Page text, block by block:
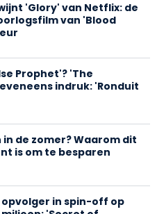
'Glory' van Netflix: de
van 'Blood
Prophet'? 'The
indruk: 'Ronduit
de zomer? Waarom dit
is om te besparen
opvolger in spin-off op